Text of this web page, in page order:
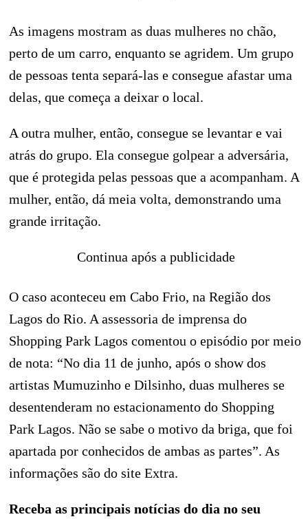
As imagens mostram as duas mulheres no chão,
perto de um carro, enquanto se agridem. Um grupo
de pessoas tenta separá-las e consegue afastar uma
delas, que começa a deixar o local.
A outra mulher, então, consegue se levantar e vai
atrás do grupo. Ela consegue golpear a adversária,
que é protegida pelas pessoas que a acompanham. A
mulher, então, dá meia volta, demonstrando uma
grande irritação.
Continua após a publicidade
O caso aconteceu em Cabo Frio, na Região dos
Lagos do Rio. A assessoria de imprensa do
Shopping Park Lagos comentou o episódio por meio
de nota: “No dia 11 de junho, após o show dos
artistas Mumuzinho e Dilsinho, duas mulheres se
desentenderam no estacionamento do Shopping
Park Lagos. Não se sabe o motivo da briga, que foi
apartada por conhecidos de ambas as partes”. As
informações são do site Extra.
Receba as principais notícias do dia no seu